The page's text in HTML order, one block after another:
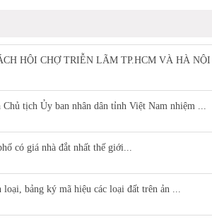
HỘI CHỢ TRIỄN LÃM TP.HCM VÀ HÀ NỘI
Chủ tịch Ủy ban nhân dân tỉnh Việt Nam nhiệm ...
có giá nhà đắt nhất thế giới...
loại, bảng ký mã hiệu các loại đất trên ản ...